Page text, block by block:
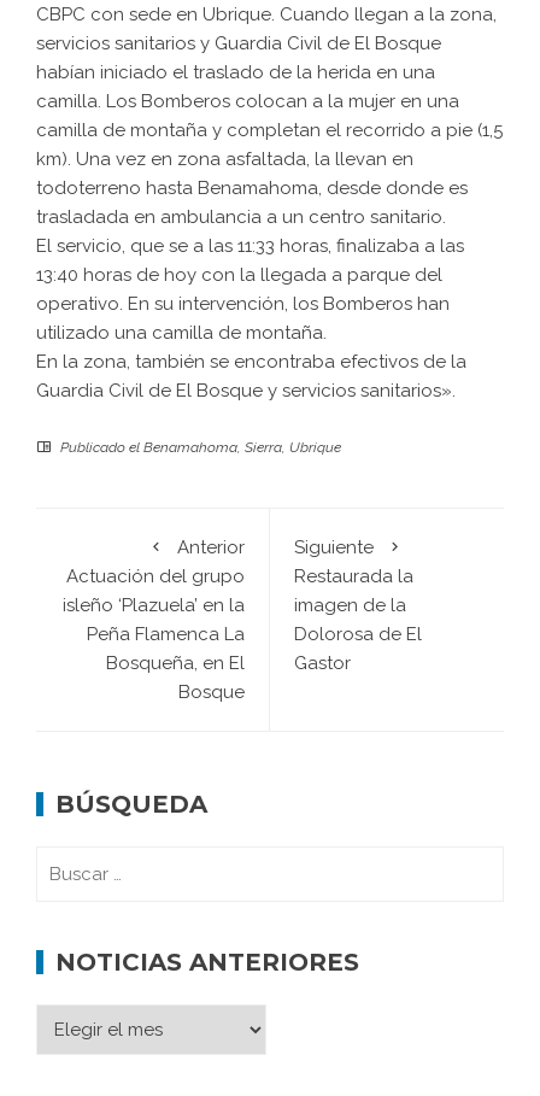
CBPC con sede en Ubrique. Cuando llegan a la zona,
servicios sanitarios y Guardia Civil de El Bosque
habían iniciado el traslado de la herida en una
camilla. Los Bomberos colocan a la mujer en una
camilla de montaña y completan el recorrido a pie (1,5
km). Una vez en zona asfaltada, la llevan en
todoterreno hasta Benamahoma, desde donde es
trasladada en ambulancia a un centro sanitario.
El servicio, que se a las 11:33 horas, finalizaba a las
13:40 horas de hoy con la llegada a parque del
operativo. En su intervención, los Bomberos han
utilizado una camilla de montaña.
En la zona, también se encontraba efectivos de la
Guardia Civil de El Bosque y servicios sanitarios».
Publicado el Benamahoma, Sierra, Ubrique
Anterior
Actuación del grupo
isleño ‘Plazuela’ en la
Peña Flamenca La
Bosqueña, en El
Bosque
Siguiente
Restaurada la
imagen de la
Dolorosa de El
Gastor
BÚSQUEDA
NOTICIAS ANTERIORES